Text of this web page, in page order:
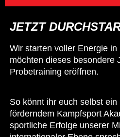
JETZT
Wir starten voller Energie
möchten dieses besondere
Probetraining eröffnen.
So könnt ihr euch selbst
förderndem Kampfsport
sportliche Erfolge unserer